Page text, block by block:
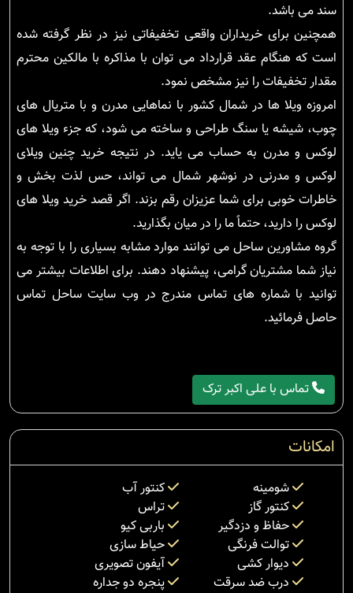
سند می باشد.
همچنین برای خریداران واقعی تخفیفاتی نیز در نظر گرفته شده
است که هنگام عقد قرارداد می توان با مذاکره با مالکین محترم
مقدار تخفیفات را نیز مشخص نمود.
امروزه ویلا ها در شمال کشور با نماهایی مدرن و با متریال های
چوب، شیشه یا سنگ طراحی و ساخته می شود، که جزء ویلا های
لوکس و مدرن به حساب می یاید. در نتیجه خرید چنین ویلای
لوکس و مدرنی در نوشهر شمال می تواند، حس لذت بخش و
خاطرات خوبی برای شما عزیزان رقم بزند. اگر قصد خرید ویلا های
لوکس را دارید، حتماً ما را در میان بگذارید.
گروه مشاورین ساحل می توانند موارد مشابه بسیاری را با توجه به
نیاز شما مشتریان گرامی، پیشنهاد دهند. برای اطلاعات بیشتر می
توانید با شماره های تماس مندرج در وب سایت ساحل تماس
حاصل فرمائید.
تماس با علی اکبر ترک
امکانات
شومینه
کنتور آب
کنتور گاز
تراس
حفاظ و دزدگیر
باربی کیو
توالت فرنگی
حیاط سازی
دیوار کشی
آیفون تصویری
درب ضد سرقت
پنجره دو جداره